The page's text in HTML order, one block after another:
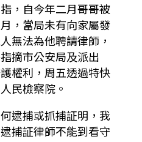
，自今年二月哥哥被
，當局未有向家屬發
無法為他聘請律師，
摘市公安局及派出
權利，周五透過特快
民檢察院。
逮捕或抓捕証明，我
捕証律師不能到看守